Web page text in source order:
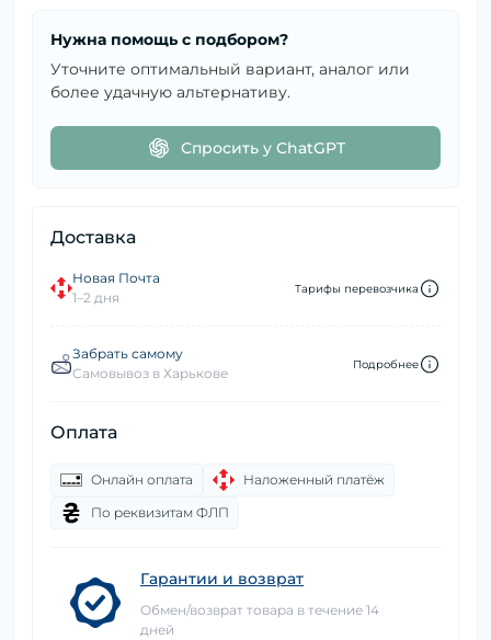
Нужна помощь с подбором?
Уточните оптимальный вариант, аналог или
более удачную альтернативу.
Спросить у ChatGPT
Доставка
Новая Почта
1–2 дня
Тарифы перевозчика
Забрать самому
Самовывоз в Харькове
Подробнее
Оплата
Онлайн оплата
Наложенный платёж
По реквизитам ФЛП
Гарантии и возврат
Обмен/возврат товара в течение 14
дней